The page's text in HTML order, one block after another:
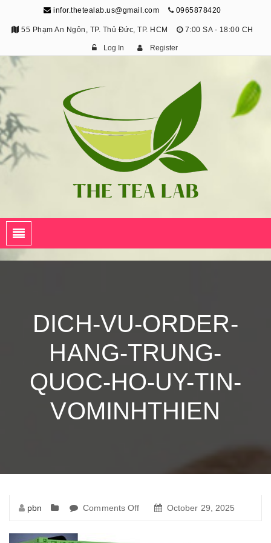
infor.thetealab.us@gmail.com 0965878420
55 Phạm An Ngôn, TP. Thủ Đức, TP. HCM 7:00 SA - 18:00 CH
Log In Register
DICH-VU-ORDER-
HANG-TRUNG-
QUOC-HO-UY-TIN-
VOMINHTHIEN
pbn Comments Off October 29, 2025